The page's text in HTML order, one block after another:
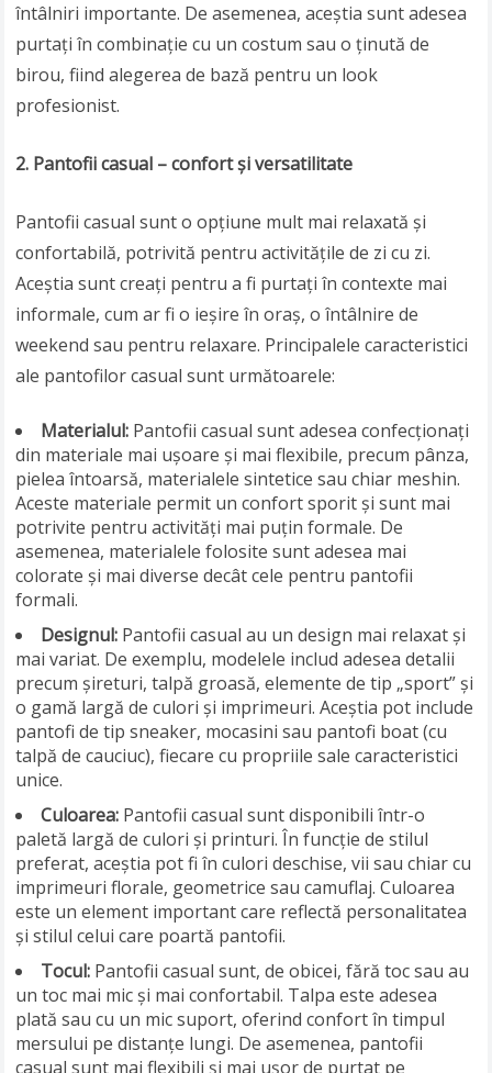
întâlniri importante. De asemenea, aceștia sunt adesea
purtați în combinație cu un costum sau o ținută de
birou, fiind alegerea de bază pentru un look
profesionist.
2. Pantofii casual – confort și versatilitate
Pantofii casual sunt o opțiune mult mai relaxată și
confortabilă, potrivită pentru activitățile de zi cu zi.
Aceștia sunt creați pentru a fi purtați în contexte mai
informale, cum ar fi o ieșire în oraș, o întâlnire de
weekend sau pentru relaxare. Principalele caracteristici
ale pantofilor casual sunt următoarele:
Materialul: Pantofii casual sunt adesea confecționați
din materiale mai ușoare și mai flexibile, precum pânza,
pielea întoarsă, materialele sintetice sau chiar meshin.
Aceste materiale permit un confort sporit și sunt mai
potrivite pentru activități mai puțin formale. De
asemenea, materialele folosite sunt adesea mai
colorate și mai diverse decât cele pentru pantofii
formali.
Designul: Pantofii casual au un design mai relaxat și
mai variat. De exemplu, modelele includ adesea detalii
precum șireturi, talpă groasă, elemente de tip „sport” și
o gamă largă de culori și imprimeuri. Aceștia pot include
pantofi de tip sneaker, mocasini sau pantofi boat (cu
talpă de cauciuc), fiecare cu propriile sale caracteristici
unice.
Culoarea: Pantofii casual sunt disponibili într-o
paletă largă de culori și printuri. În funcție de stilul
preferat, aceștia pot fi în culori deschise, vii sau chiar cu
imprimeuri florale, geometrice sau camuflaj. Culoarea
este un element important care reflectă personalitatea
și stilul celui care poartă pantofii.
Tocul: Pantofii casual sunt, de obicei, fără toc sau au
un toc mai mic și mai confortabil. Talpa este adesea
plată sau cu un mic suport, oferind confort în timpul
mersului pe distanțe lungi. De asemenea, pantofii
casual sunt mai flexibili și mai ușor de purtat pe